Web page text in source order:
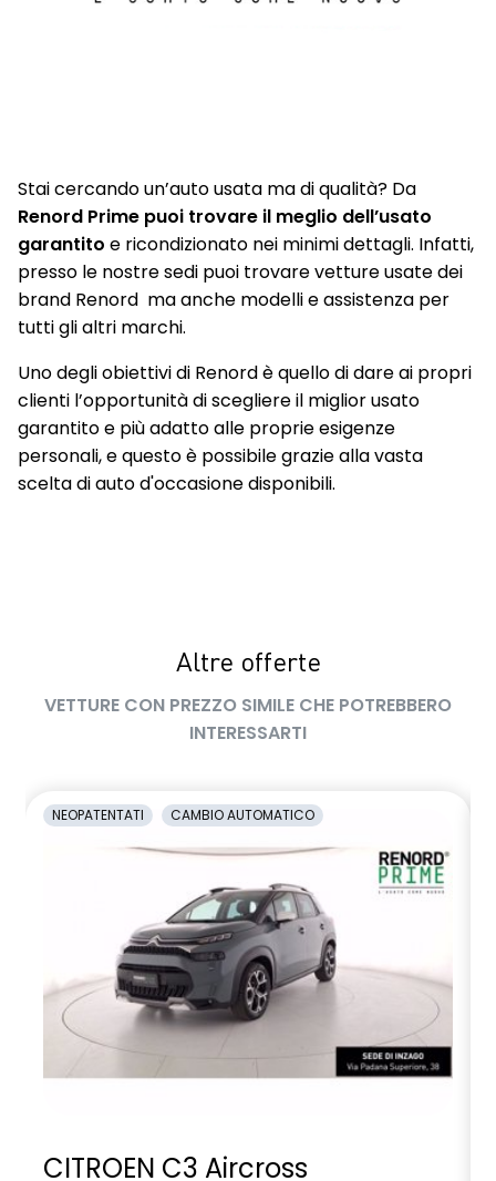
Privacy glass
Profili laterali cristalli Chrome
Retrovisore interno fotocromatico
Retrovisori esterni shiny black con indicatori di direzione a
LED richiudibili elettricamente
Sedile conducente regolabile in altezza
Sedile passeggero regolabile in altezza
Sedile posteriore frazionabile 1/3 - 2/3 e scorrevole
Traffic Sign Recognition (riconoscimento segnali stradali)
Volante in pelle TEP regolabile in altezza e profondità
Stai cercando un’auto usata ma di qualità? Da
Renord Prime puoi trovare il meglio dell’usato
garantito e ricondizionato nei minimi dettagli. Infatti,
presso le nostre sedi puoi trovare vetture usate dei
brand Renord ma anche modelli e assistenza per
tutti gli altri marchi.
Uno degli obiettivi di Renord è quello di dare ai propri
clienti l’opportunità di scegliere il miglior usato
garantito e più adatto alle proprie esigenze
personali, e questo è possibile grazie alla vasta
scelta di auto d'occasione disponibili.
Altre offerte
VETTURE CON PREZZO SIMILE CHE POTREBBERO
INTERESSARTI
NEOPATENTATI CAMBIO AUTOMATICO
CITROEN C3 Aircross